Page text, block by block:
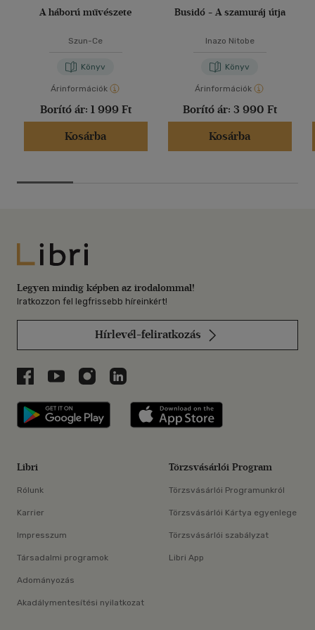
A háború művészete
Szun-Ce
Könyv
Árinformációk
Borító ár: 1 999 Ft
Kosárba
Busidó - A szamuráj útja
Inazo Nitobe
Könyv
Árinformációk
Borító ár: 3 990 Ft
Kosárba
Libri
Legyen mindig képben az irodalommal!
Iratkozzon fel legfrissebb híreinkért!
Hírlevél-feliratkozás
Libri a Facebookon
Libri a Youtube-on
Libri az Instagramon
Libri a LinkedInen
Libri applikáció Szerezd meg: Google
Libri
Rólunk
Karrier
Impresszum
Társadalmi programok
Adományozás
Akadálymentesítési nyilatkozat
Törzsvásárlói Program
Törzsvásárlói Programunkról
Törzsvásárlói Kártya egyenlege
Törzsvásárlói szabályzat
Libri App